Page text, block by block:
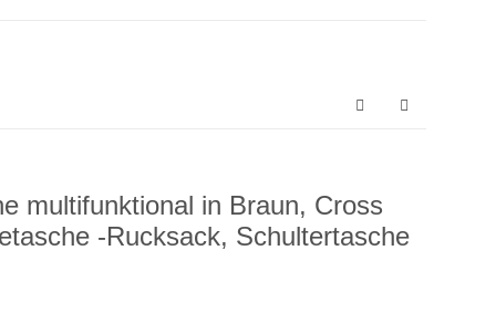
multifunktional in Braun, Cross
-Rucksack, Schultertasche